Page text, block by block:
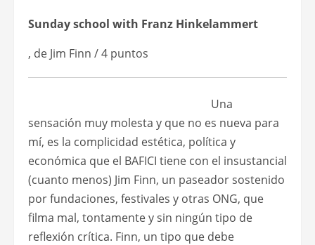
Sunday school with Franz Hinkelammert
, de Jim Finn / 4 puntos
Una
sensación muy molesta y que no es nueva para
mí, es la complicidad estética, política y
económica que el BAFICI tiene con el insustancial
(cuanto menos) Jim Finn, un paseador sostenido
por fundaciones, festivales y otras ONG, que
filma mal, tontamente y sin ningún tipo de
reflexión crítica. Finn, un tipo que debe